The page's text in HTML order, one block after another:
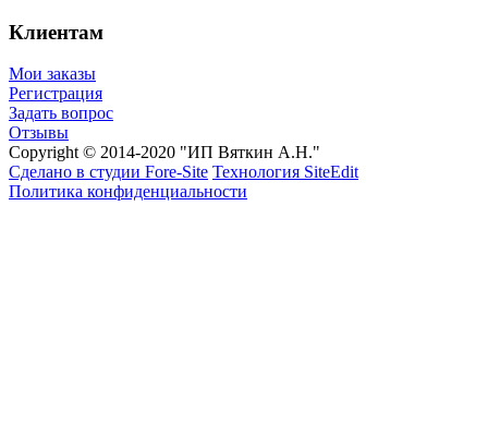
Клиентам
Мои заказы
Регистрация
Задать вопрос
Отзывы
Copyright © 2014-2020 "ИП Вяткин А.Н."
Сделано в студии Fore-Site Технология SiteEdit
Политика конфиденциальности